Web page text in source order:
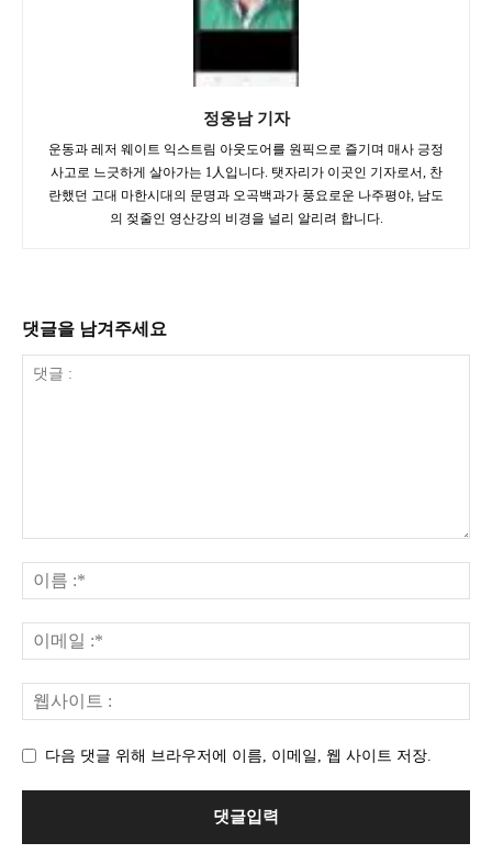
정웅남 기자
운동과 레저 웨이트 익스트림 아웃도어를 원픽으로 즐기며 매사 긍정
사고로 느긋하게 살아가는 1人입니다. 탯자리가 이곳인 기자로서, 찬
란했던 고대 마한시대의 문명과 오곡백과가 풍요로운 나주평야, 남도
의 젖줄인 영산강의 비경을 널리 알리려 합니다.
댓글을 남겨주세요
다음 댓글 위해 브라우저에 이름, 이메일, 웹 사이트 저장.